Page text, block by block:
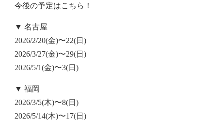
今後の予定はこちら！
▼ 名古屋
2026/2/20(金)〜22(日)
2026/3/27(金)〜29(日)
2026/5/1(金)〜3(日)
▼ 福岡
2026/3/5(木)〜8(日)
2026/5/14(木)〜17(日)